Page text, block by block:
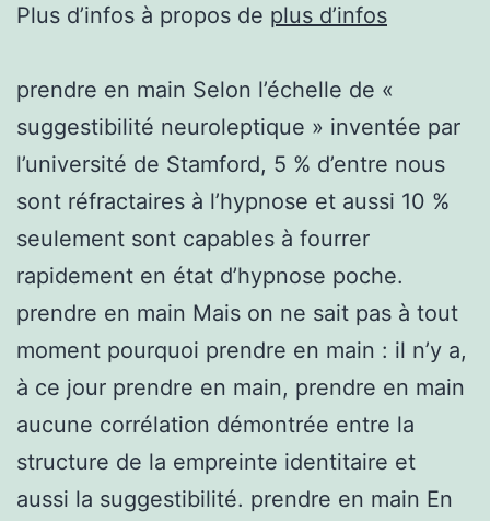
Plus d’infos à propos de plus d’infos
prendre en main Selon l’échelle de «
suggestibilité neuroleptique » inventée par
l’université de Stamford, 5 % d’entre nous
sont réfractaires à l’hypnose et aussi 10 %
seulement sont capables à fourrer
rapidement en état d’hypnose poche.
prendre en main Mais on ne sait pas à tout
moment pourquoi prendre en main : il n’y a,
à ce jour prendre en main, prendre en main
aucune corrélation démontrée entre la
structure de la empreinte identitaire et
aussi la suggestibilité. prendre en main En